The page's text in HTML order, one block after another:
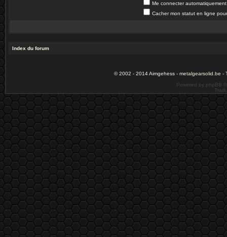
Me connecter
Cacher mon statut en ligne
Index du forum
© 2002 - 2014 Aimgehess - metalgearsolid.be -
Powered by phpBB